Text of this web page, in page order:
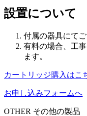
設置について
付属の器具にて
有料の場合、工
ます。
カートリッジ購入はこ
お申し込みフォームへ
OTHER その他の製品